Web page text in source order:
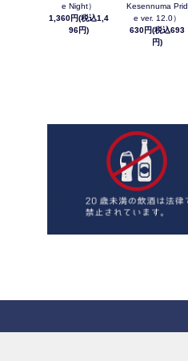
e Night）
1,360円(税込1,4
96円)
Kesennuma Prid
e ver. 12.0）
630円(税込693
円)